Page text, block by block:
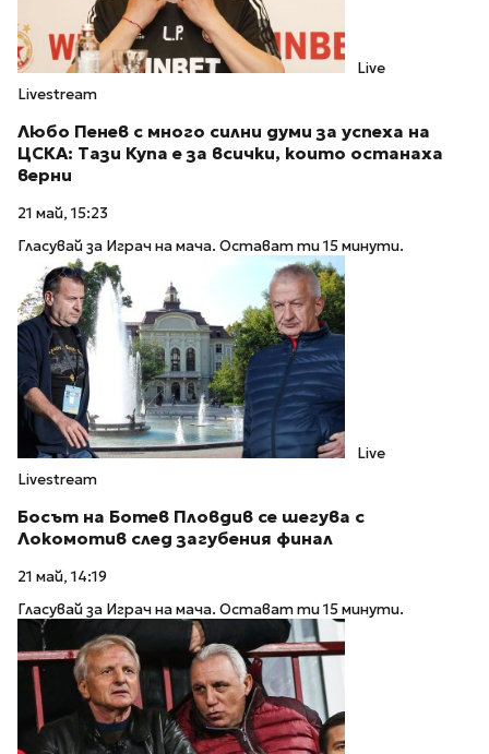
Live
Livestream
Любо Пенев с много силни думи за успеха на
ЦСКА: Тази Купа е за всички, които останахa
верни
21 май, 15:23
Гласувай за Играч на мача. Остават ти 15 минути.
Live
Livestream
Босът на Ботев Пловдив се шегува с
Локомотив след загубения финал
21 май, 14:19
Гласувай за Играч на мача. Остават ти 15 минути.